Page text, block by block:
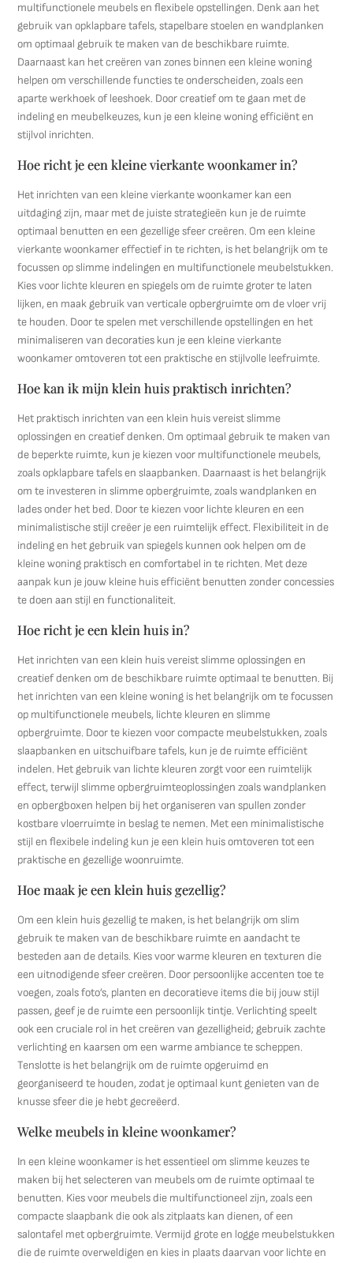
multifunctionele meubels en flexibele opstellingen. Denk aan het
gebruik van opklapbare tafels, stapelbare stoelen en wandplanken
om optimaal gebruik te maken van de beschikbare ruimte.
Daarnaast kan het creëren van zones binnen een kleine woning
helpen om verschillende functies te onderscheiden, zoals een
aparte werkhoek of leeshoek. Door creatief om te gaan met de
indeling en meubelkeuzes, kun je een kleine woning efficiënt en
stijlvol inrichten.
Hoe richt je een kleine vierkante woonkamer in?
Het inrichten van een kleine vierkante woonkamer kan een
uitdaging zijn, maar met de juiste strategieën kun je de ruimte
optimaal benutten en een gezellige sfeer creëren. Om een kleine
vierkante woonkamer effectief in te richten, is het belangrijk om te
focussen op slimme indelingen en multifunctionele meubelstukken.
Kies voor lichte kleuren en spiegels om de ruimte groter te laten
lijken, en maak gebruik van verticale opbergruimte om de vloer vrij
te houden. Door te spelen met verschillende opstellingen en het
minimaliseren van decoraties kun je een kleine vierkante
woonkamer omtoveren tot een praktische en stijlvolle leefruimte.
Hoe kan ik mijn klein huis praktisch inrichten?
Het praktisch inrichten van een klein huis vereist slimme
oplossingen en creatief denken. Om optimaal gebruik te maken van
de beperkte ruimte, kun je kiezen voor multifunctionele meubels,
zoals opklapbare tafels en slaapbanken. Daarnaast is het belangrijk
om te investeren in slimme opbergruimte, zoals wandplanken en
lades onder het bed. Door te kiezen voor lichte kleuren en een
minimalistische stijl creëer je een ruimtelijk effect. Flexibiliteit in de
indeling en het gebruik van spiegels kunnen ook helpen om de
kleine woning praktisch en comfortabel in te richten. Met deze
aanpak kun je jouw kleine huis efficiënt benutten zonder concessies
te doen aan stijl en functionaliteit.
Hoe richt je een klein huis in?
Het inrichten van een klein huis vereist slimme oplossingen en
creatief denken om de beschikbare ruimte optimaal te benutten. Bij
het inrichten van een kleine woning is het belangrijk om te focussen
op multifunctionele meubels, lichte kleuren en slimme
opbergruimte. Door te kiezen voor compacte meubelstukken, zoals
slaapbanken en uitschuifbare tafels, kun je de ruimte efficiënt
indelen. Het gebruik van lichte kleuren zorgt voor een ruimtelijk
effect, terwijl slimme opbergruimteoplossingen zoals wandplanken
en opbergboxen helpen bij het organiseren van spullen zonder
kostbare vloerruimte in beslag te nemen. Met een minimalistische
stijl en flexibele indeling kun je een klein huis omtoveren tot een
praktische en gezellige woonruimte.
Hoe maak je een klein huis gezellig?
Om een klein huis gezellig te maken, is het belangrijk om slim
gebruik te maken van de beschikbare ruimte en aandacht te
besteden aan de details. Kies voor warme kleuren en texturen die
een uitnodigende sfeer creëren. Door persoonlijke accenten toe te
voegen, zoals foto’s, planten en decoratieve items die bij jouw stijl
passen, geef je de ruimte een persoonlijk tintje. Verlichting speelt
ook een cruciale rol in het creëren van gezelligheid; gebruik zachte
verlichting en kaarsen om een warme ambiance te scheppen.
Tenslotte is het belangrijk om de ruimte opgeruimd en
georganiseerd te houden, zodat je optimaal kunt genieten van de
knusse sfeer die je hebt gecreëerd.
Welke meubels in kleine woonkamer?
In een kleine woonkamer is het essentieel om slimme keuzes te
maken bij het selecteren van meubels om de ruimte optimaal te
benutten. Kies voor meubels die multifunctioneel zijn, zoals een
compacte slaapbank die ook als zitplaats kan dienen, of een
salontafel met opbergruimte. Vermijd grote en logge meubelstukken
die de ruimte overweldigen en kies in plaats daarvan voor lichte en